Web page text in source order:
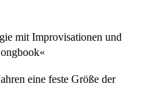
mit Improvisationen und
eine feste Größe der